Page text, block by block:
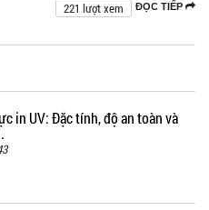
ĐỌC TIẾP
221 lượt xem
in UV: Đặc tính, độ an toàn và